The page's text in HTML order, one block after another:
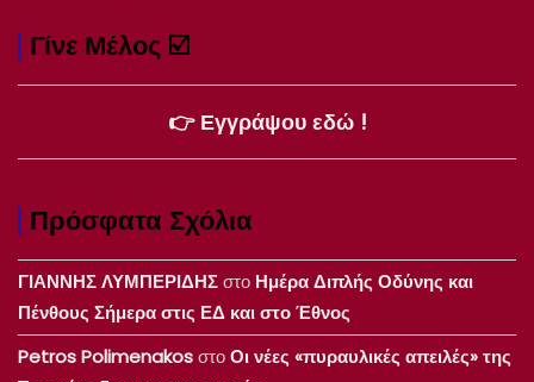
Γίνε Μέλος ☑️
👉 Εγγράψου εδώ !
Πρόσφατα Σχόλια
ΓΙΑΝΝΗΣ ΛΥΜΠΕΡΙΔΗΣστο Ημέρα Διπλής Οδύνης και
Πένθους Σήμερα στις ΕΔ και στο Έθνος
Petros PolimenakosστοΟι νέες «πυραυλικές απειλές» της